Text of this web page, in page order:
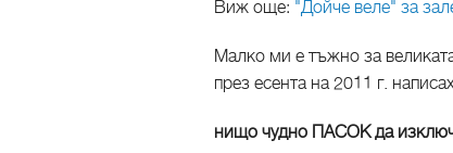
Виж още: "Дойче веле" за
Малко ми е тъжно за
през есента на 2011 г.
нищо чудно ПАСОК да